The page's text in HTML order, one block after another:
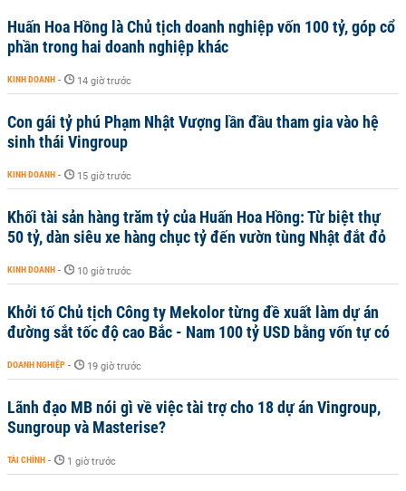
Huấn Hoa Hồng là Chủ tịch doanh nghiệp vốn 100 tỷ, góp cổ
phần trong hai doanh nghiệp khác
KINH DOANH - 14 giờ trước
Con gái tỷ phú Phạm Nhật Vượng lần đầu tham gia vào hệ
sinh thái Vingroup
KINH DOANH - 15 giờ trước
Khối tài sản hàng trăm tỷ của Huấn Hoa Hồng: Từ biệt thự
50 tỷ, dàn siêu xe hàng chục tỷ đến vườn tùng Nhật đắt đỏ
KINH DOANH - 10 giờ trước
Khởi tố Chủ tịch Công ty Mekolor từng đề xuất làm dự án
đường sắt tốc độ cao Bắc - Nam 100 tỷ USD bằng vốn tự có
DOANH NGHIỆP - 19 giờ trước
Lãnh đạo MB nói gì về việc tài trợ cho 18 dự án Vingroup,
Sungroup và Masterise?
TÀI CHÍNH - 1 giờ trước